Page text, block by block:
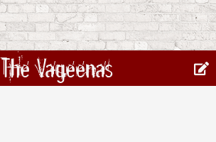
The Vageenas